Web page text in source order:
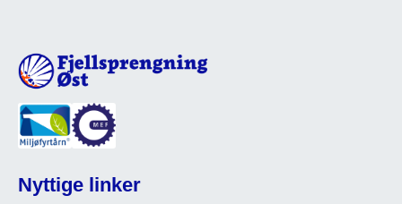
Nyttige linker